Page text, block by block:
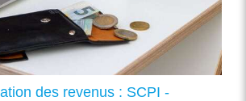
des revenus : SCPI -